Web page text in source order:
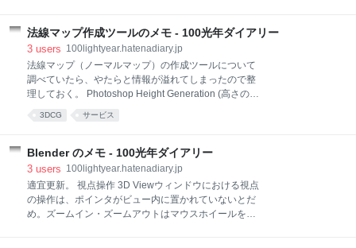
ーズ(9)：もしも地球の自転が止まったら もしも科学シ
リーズ(10)：もしもブ
Photoshop のPSD形式がデファクトスタンダードとな
っているが、3DCGの場合はそのようなものがないた
め、各種ファイルを四苦八苦しながら（時にはソフト
を購入してまで）変換しないと利用できない。さらに
読み込めたと思っても、各パーツがずれてバラバラに
くあるので注意。そして、同じ3Dでも製図である
ィックソフトで利用するのは基本的に困難だと思って
おいたほうがよい。 また、読み込めるはずのファイル
法線マップ作成ツールのメモ - 100光年ダイアリー
3 users 100lightyear.hatenadiary.jp
法線マップ（ノーマルマップ）の作成ツールについて
調べていたら、やたらと情報が溢れてしまったので整
理しておく。 Photoshop Height Generation (高さの生
Source (高さ情報の参照先) Alternate conversions (別
ション） オンラインジェネレータ NormalMap-Online
SmartNormap 専用ソフトウェア（無料） xNormal
nDo nMaker InsaneBump ModLab Materialize
AwesomeBump Normalmap Generator SSbump
Generator Njob 専用ソフトウェア（有料）
3DCG サービス
Blender のメモ - 100光年ダイアリー
3 users 100lightyear.hatenadiary.jp
適宜更新。 視点操作 3D Viewウィンドウにおける視点
の操作は、ポインタがビュー内に置かれていないとだ
め。ズームイン・ズームアウトはマウスホイールを回